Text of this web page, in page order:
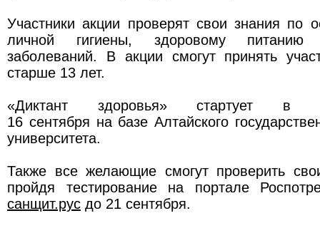
Участники акции проверят свои знания по
личной гигиены, здоровому питанию
заболеваний. В акции смогут принять
старше 13 лет.
«Диктант здоровья» стартует в
16 сентября на базе Алтайского
университета.
Также все желающие смогут проверить
пройдя тестирование на портале
санщит.рус до 21 сентября.